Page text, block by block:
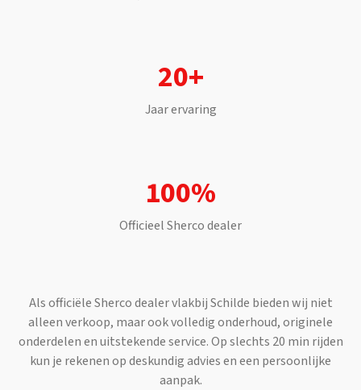
20+
Jaar ervaring
100%
OfficieelShercodealer
Als officiëleShercodealer vlakbijSchilde bieden wij niet
alleen verkoop, maar ook volledig onderhoud, originele
onderdelen en uitstekende service. Op slechts 20 min rijden
kun je rekenen op deskundig advies en een persoonlijke
aanpak.